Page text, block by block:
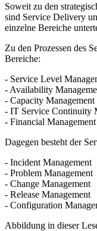
Soweit zu den
sind Service Delivery
einzelne Bereiche
Zu den Prozessen des
Bereiche:
- Service Level
- Availability
- Capacity Management
- IT Service Continuity
- Financial
Dagegen besteht der
- Incident Management
- Problem Management
- Change Management
- Release Management
- Configuration
Abbildung in dieser